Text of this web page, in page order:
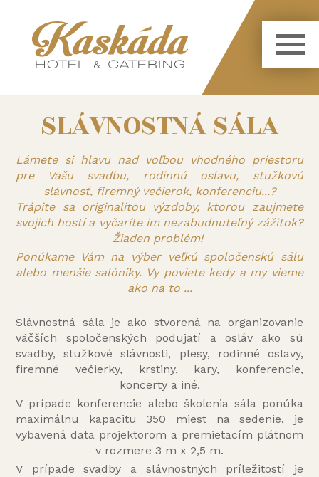
SLÁVNOSTNÁ SÁLA
Lámete si hlavu nad voľbou vhodného priestoru
pre Vašu svadbu, rodinnú oslavu, stužkovú
slávnosť, firemný večierok, konferenciu...?
Trápite sa originalitou výzdoby, ktorou zaujmete
svojich hostí a vyčaríte im nezabudnuteľný zážitok?
Žiaden problém!
Ponúkame Vám na výber veľkú spoločenskú sálu
alebo menšie salóniky. Vy poviete kedy a my vieme
ako na to ...
Slávnostná sála je ako stvorená na organizovanie
väčších spoločenských podujatí a osláv ako sú
svadby, stužkové slávnosti, plesy, rodinné oslavy,
firemné večierky, krstiny, kary, konferencie,
koncerty a iné.
V prípade konferencie alebo školenia sála ponúka
maximálnu kapacitu 350 miest na sedenie, je
vybavená data projektorom a premietacím plátnom
v rozmere 3 m x 2,5 m.
V prípade svadby a slávnostných príležitostí je